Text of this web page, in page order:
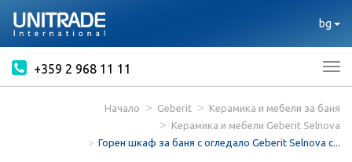
bg
+359 2 968 11 11
Начало Geberit
Керамика и мебели за баня
Керамика и мебели Geberit Selnova
Горен шкаф за баня с огледало Geberit Selnova с...